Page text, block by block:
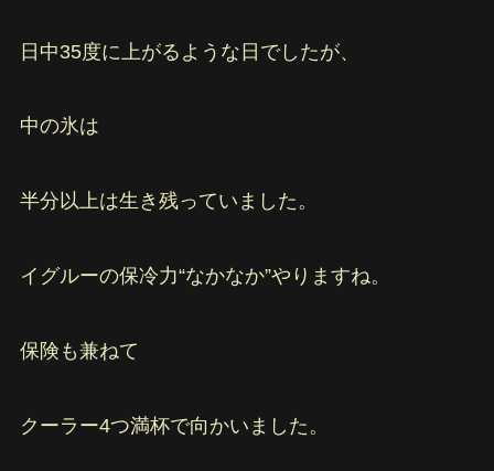
日中35度に上がるような日でしたが、
中の氷は
半分以上は生き残っていました。
イグルーの保冷力“なかなか”やりますね。
保険も兼ねて
クーラー4つ満杯で向かいました。